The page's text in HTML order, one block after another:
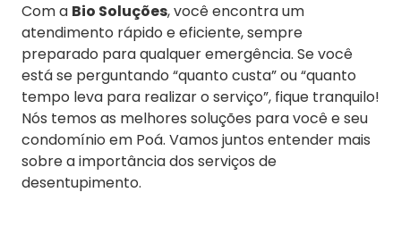
Com a Bio Soluções, você encontra um
atendimento rápido e eficiente, sempre
preparado para qualquer emergência. Se você
está se perguntando “quanto custa” ou “quanto
tempo leva para realizar o serviço”, fique tranquilo!
Nós temos as melhores soluções para você e seu
condomínio em Poá. Vamos juntos entender mais
sobre a importância dos serviços de
desentupimento.